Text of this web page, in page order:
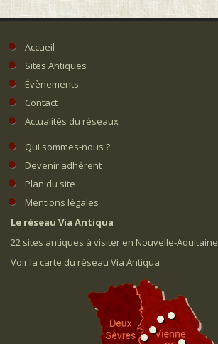
Accueil
Sites Antiques
Évènements
Contact
Actualités du réseaux
Qui sommes-nous ?
Devenir adhérent
Plan du site
Mentions légales
Le réseau Via Antiqua
22 sites antiques à visiter en Nouvelle-Aquitaine
Voir la carte du réseau Via Antiqua